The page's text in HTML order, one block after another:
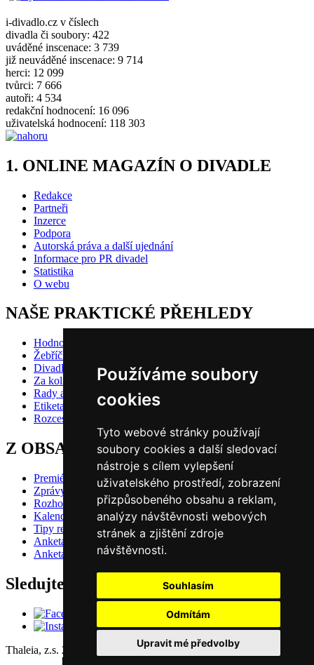
Používáme soubory
cookies
Tyto webové stránky používají
soubory cookies a další sledovací
nástroje s cílem vylepšení
uživatelského prostředí, zobrazení
přizpůsobeného obsahu a reklam,
analýzy návštěvnosti webových
stránek a zjištění zdroje
návštěvnosti.
Souhlasím
Odmítám
Upravit mé předvolby
i-divadlo.cz v číslech
divadla či soubory: 422
uváděné inscenace: 3 739
již neuváděné inscenace: 9 714
herci: 12 099
tvůrci: 7 666
autoři: 4 534
redakční hodnocení: 16 096
uživatelská hodnocení: 118 303
1. ONLINE MAGAZÍN O DIVADLE
Redakce
Partneři
Inzerce
Podpora
Autorská práva a další ujednání
Informace pro PR divadel
Statistika
O webu
NAŠE PRAKTICKÉ PŘEHLEDY
Hodnocení inscenací
Žebříčky
Divadlo pro děti
Za kolik do divadla?
Rady a doporučení
Etiketa?
Rozcestník
Z OBSAHU VYBÍRÁME
Premiéry
Zprávy
Rozhovory
Kalendář premiér
Tipy redakce
Anketa 2024/25 - divácké hlasování
Anketa 2024/25 - redakční volba
Sledujte nás také na
Thaleia, z.s. 2003-2026 | ISSN 1802-5749